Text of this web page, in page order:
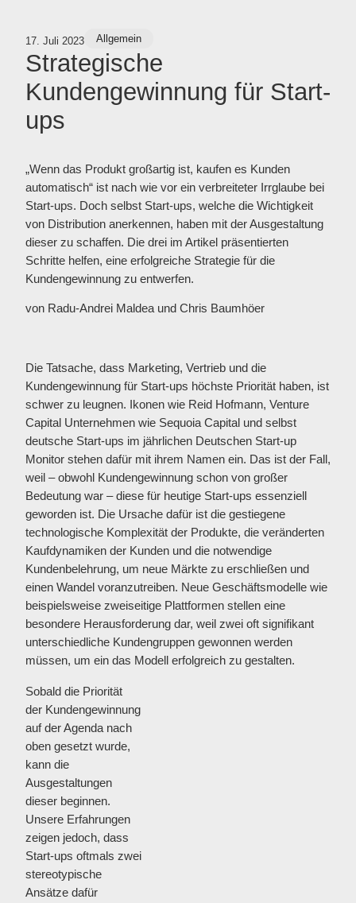
17. Juli 2023 Allgemein
Strategische
Kundengewinnung für Start-
ups
„Wenn das Produkt großartig ist, kaufen es Kunden
automatisch“ ist nach wie vor ein verbreiteter Irrglaube bei
Start-ups. Doch selbst Start-ups, welche die Wichtigkeit
von Distribution anerkennen, haben mit der Ausgestaltung
dieser zu schaffen. Die drei im Artikel präsentierten
Schritte helfen, eine erfolgreiche Strategie für die
Kundengewinnung zu entwerfen.
von Radu-Andrei Maldea und Chris Baumhöer
Die Tatsache, dass Marketing, Vertrieb und die
Kundengewinnung für Start-ups höchste Priorität haben, ist
schwer zu leugnen. Ikonen wie Reid Hofmann, Venture
Capital Unternehmen wie Sequoia Capital und selbst
deutsche Start-ups im jährlichen Deutschen Start-up
Monitor stehen dafür mit ihrem Namen ein. Das ist der Fall,
weil – obwohl Kundengewinnung schon von großer
Bedeutung war – diese für heutige Start-ups essenziell
geworden ist. Die Ursache dafür ist die gestiegene
technologische Komplexität der Produkte, die veränderten
Kaufdynamiken der Kunden und die notwendige
Kundenbelehrung, um neue Märkte zu erschließen und
einen Wandel voranzutreiben. Neue Geschäftsmodelle wie
beispielsweise zweiseitige Plattformen stellen eine
besondere Herausforderung dar, weil zwei oft signifikant
unterschiedliche Kundengruppen gewonnen werden
müssen, um ein das Modell erfolgreich zu gestalten.
Sobald die Priorität
der Kundengewinnung
auf der Agenda nach
oben gesetzt wurde,
kann die
Ausgestaltungen
dieser beginnen.
Unsere Erfahrungen
zeigen jedoch, dass
Start-ups oftmals zwei
stereotypische
Ansätze dafür